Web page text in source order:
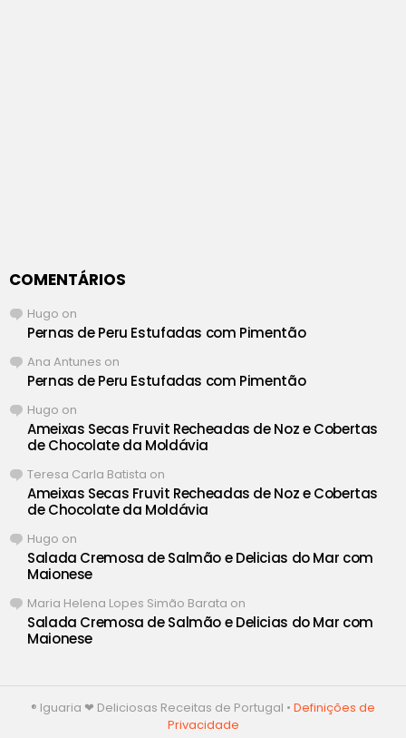
COMENTÁRIOS
Hugo on
Pernas de Peru Estufadas com Pimentão
Ana Antunes on
Pernas de Peru Estufadas com Pimentão
Hugo on
Ameixas Secas Fruvit Recheadas de Noz e Cobertas
de Chocolate da Moldávia
Teresa Carla Batista on
Ameixas Secas Fruvit Recheadas de Noz e Cobertas
de Chocolate da Moldávia
Hugo on
Salada Cremosa de Salmão e Delicias do Mar com
Maionese
Maria Helena Lopes Simão Barata on
Salada Cremosa de Salmão e Delicias do Mar com
Maionese
® Iguaria ❤ Deliciosas Receitas de Portugal • Definições de
Privacidade